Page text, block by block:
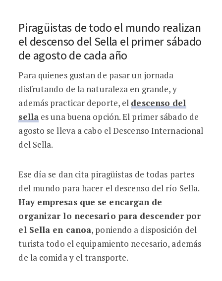
Piragüistas de todo el mundo realizan
el descenso del Sella el primer sábado
de agosto de cada año
Para quienes gustan de pasar un jornada
disfrutando de la naturaleza en grande, y
además practicar deporte, el descenso del
sellaes una buena opción. El primer sábado de
agosto se lleva a cabo el Descenso Internacional
del Sella.
Ese día se dan cita piragüistas de todas partes
del mundo para hacer el descenso del río Sella.
Hay empresas que se encargan de
organizar lo necesario para descender por
el Sella en canoa, poniendo a disposición del
turista todo el equipamiento necesario, además
de la comida y el transporte.